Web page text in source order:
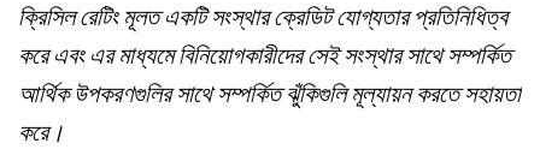
ক্রিসিল রেটিং মূলত একটি সংস্থার ক্রেডিট যোগ্যতার প্রতিনিধিত্ব
করে এবং এর মাধ্যমে বিনিয়োগকারীদের সেই সংস্থার সাথে সম্পর্কিত
আর্থিক উপকরণগুলির সাথে সম্পর্কিত ঝুঁকিগুলি মূল্যায়ন করতে সহায়তা
করে।